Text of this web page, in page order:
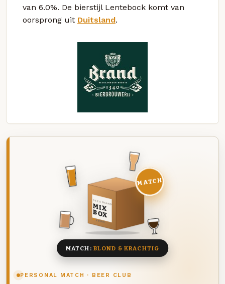
van 6.0%. De bierstijl Lentebock komt van
oorsprong uit Duitsland.
PERSONAL MATCH · BEER CLUB
DEZE MAAND
MIX
BOX
8 BIEREN
MATCH
MATCH: BLOND & KRACHTIG